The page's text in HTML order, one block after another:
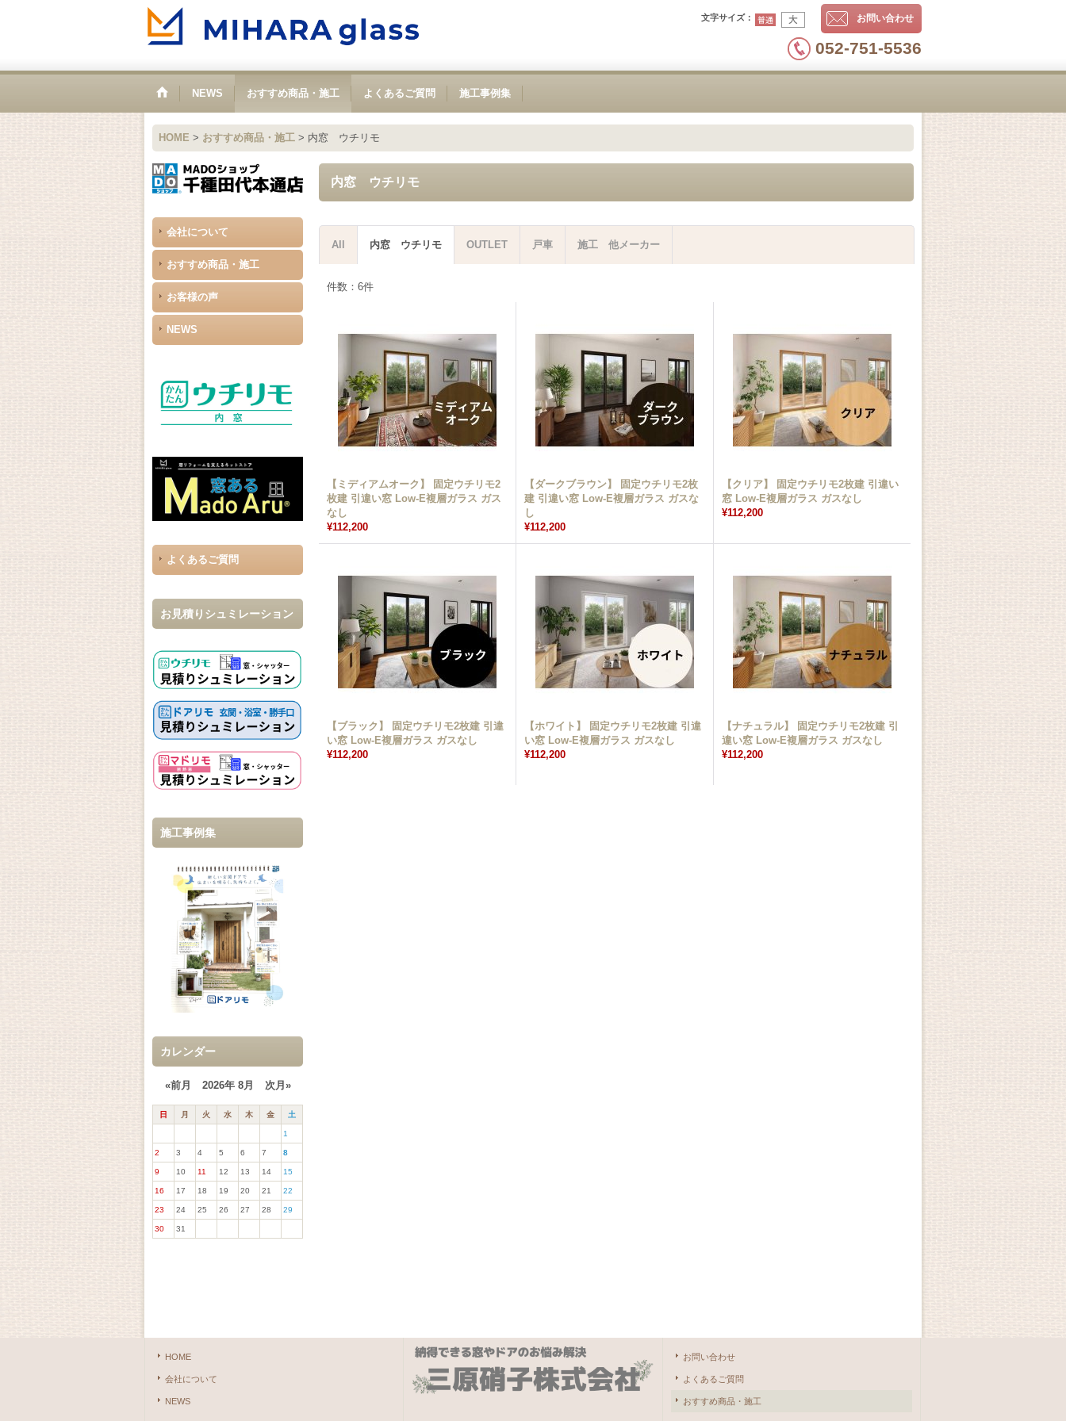
お問い合わせ
文字サイズ：
052-751-5536
NEWS おすすめ商品・施工 よくあるご質問 施工事例集
HOME > おすすめ商品・施工 > 内窓 ウチリモ
会社について
おすすめ商品・施工
お客様の声
NEWS
よくあるご質問
お見積りシュミレーション
施工事例集
カレンダー
«前月 2026年 8月 次月»
日 月 火 水 木 金 土
1
2 3 4 5 6 7 8
9 10 11 12 13 14 15
16 17 18 19 20 21 22
23 24 25 26 27 28 29
30 31
内窓 ウチリモ
All 内窓 ウチリモ OUTLET 戸車 施工 他メーカー
件数 ： 6件
【ミディアムオーク】 固定ウチリモ2
枚建 引違い窓 Low-E複層ガラス ガス
なし
¥112,200
【ダークブラウン】 固定ウチリモ2枚
建 引違い窓 Low-E複層ガラス ガスな
し
¥112,200
【クリア】 固定ウチリモ2枚建 引違い
窓 Low-E複層ガラス ガスなし
¥112,200
【ブラック】 固定ウチリモ2枚建 引違
い窓 Low-E複層ガラス ガスなし
¥112,200
【ホワイト】 固定ウチリモ2枚建 引違
い窓 Low-E複層ガラス ガスなし
¥112,200
【ナチュラル】 固定ウチリモ2枚建 引
違い窓 Low-E複層ガラス ガスなし
¥112,200
HOME
会社について
NEWS
お問い合わせ
よくあるご質問
おすすめ商品・施工